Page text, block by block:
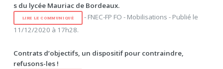
s du lycée Mauriac de Bordeaux.
LIRE LE COMMUNIQUÉ
- FNEC-FP FO - Mobilisations - Publié le
11/12/2020 à 17h28.
Contrats d’objectifs, un dispositif pour contraindre,
refusons-les !